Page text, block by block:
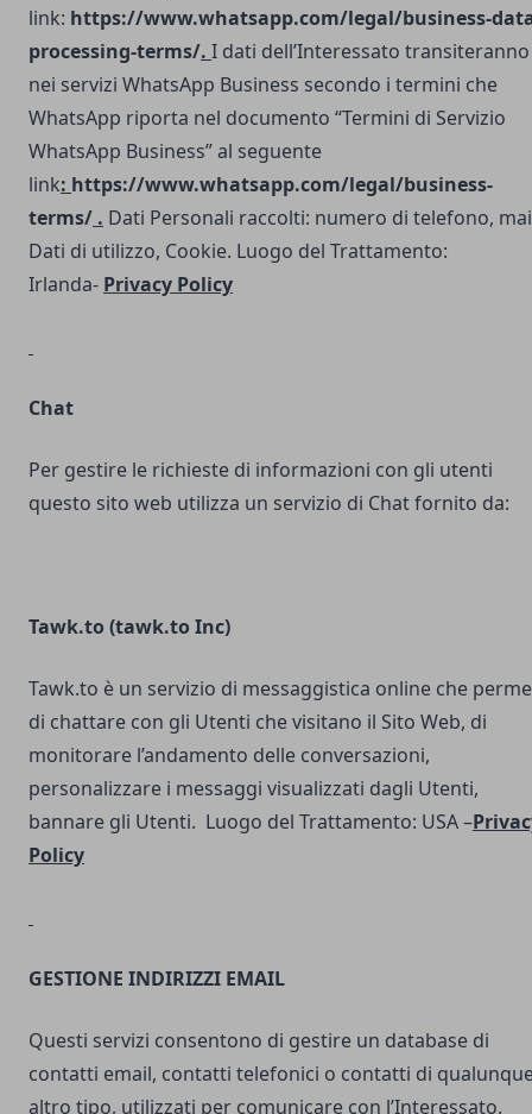
link: https://www.whatsapp.com/legal/business-
processing-terms/. I dati dell’Interessato transiteranno
nei servizi WhatsApp Business secondo i termini che
WhatsApp riporta nel documento “Termini di Servizio
WhatsApp Business” al seguente
link: https://www.whatsapp.com/legal/business-
terms/ . Dati Personali raccolti: numero di telefono,
Dati di utilizzo, Cookie. Luogo del Trattamento:
Irlanda- Privacy Policy
Chat
Per gestire le richieste di informazioni con gli utenti
questo sito web utilizza un servizio di Chat fornito da:
Tawk.to (tawk.to Inc)
Tawk.to è un servizio di messaggistica online che
di chattare con gli Utenti che visitano il Sito Web, di
monitorare l’andamento delle conversazioni,
personalizzare i messaggi visualizzati dagli Utenti,
bannare gli Utenti. Luogo del Trattamento: USA –
Policy
GESTIONE INDIRIZZI EMAIL
Questi servizi consentono di gestire un database di
contatti email, contatti telefonici o contatti di
altro tipo, utilizzati per comunicare con l’Interessato.